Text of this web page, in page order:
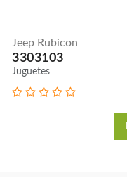
Jeep Rubicon
3303103
Juguetes